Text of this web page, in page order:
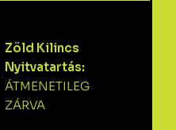
Zöld Kilincs
Nyitvatartás:
ÁTMENETILEG
ZÁRVA